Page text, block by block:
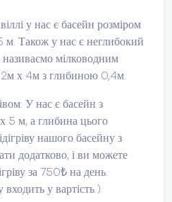
у нас є басейн розміром
м. Також у нас є неглибокий
мілководним
2м х 4м з глибиною 0,4м.
У нас є басейн з
5 м, а глибина цього
нашого басейну з
додатково, і ви можете
за 750₺ на день.
входить у вартість.)